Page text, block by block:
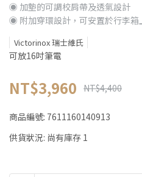
◉ 加墊的可調校肩帶及透氣設計
◉ 附加穿環設計，可安置於行李箱
Victorinox 瑞士維氏
可放16吋筆電
NT$3,960 NT$4,400
商品編號: 7611160140913
供貨狀況: 尚有庫存 1